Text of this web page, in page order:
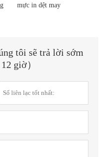
mực in dệt may
tôi sẽ trả lời sớm
giờ）